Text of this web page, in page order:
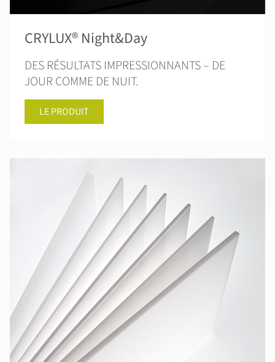
CRYLUX® Night&Day
DES RÉSULTATS IMPRESSIONNANTS – DE
JOUR COMME DE NUIT.
LE PRODUIT